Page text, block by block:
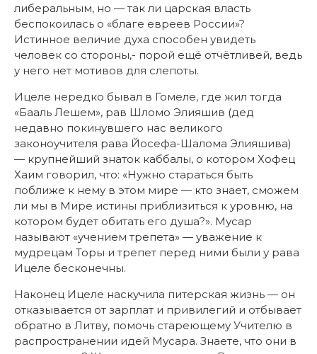
либеральным, но — так ли царская власть
беспокоилась о «благе евреев России»?
Истинное величие духа способен увидеть
человек со стороны,- порой ещё отчётливей, ведь
у него нет мотивов для слепоты.
Ицеле нередко бывал в Гомеле, где жил тогда
«Бааль Лешем», рав Шломо Элияшив (дед
недавно покинувшего нас великого
законоучителя рава Йосефа-Шалома Элияшива)
— крупнейший знаток каббалы, о котором Хофец
Хаим говорил, что: «Нужно стараться быть
поближе к нему в этом мире — кто знает, сможем
ли мы в Мире истины приблизиться к уровню, на
котором будет обитать его душа?». Мусар
называют «учением трепета» — уважение к
мудрецам Торы и трепет перед ними были у рава
Ицеле бесконечны.
Наконец Ицеле наскучила питерская жизнь — он
отказывается от зарплат и привилегий и отбывает
обратно в Литву, помочь стареющему Учителю в
распространении идей Мусара. Знаете, что они в